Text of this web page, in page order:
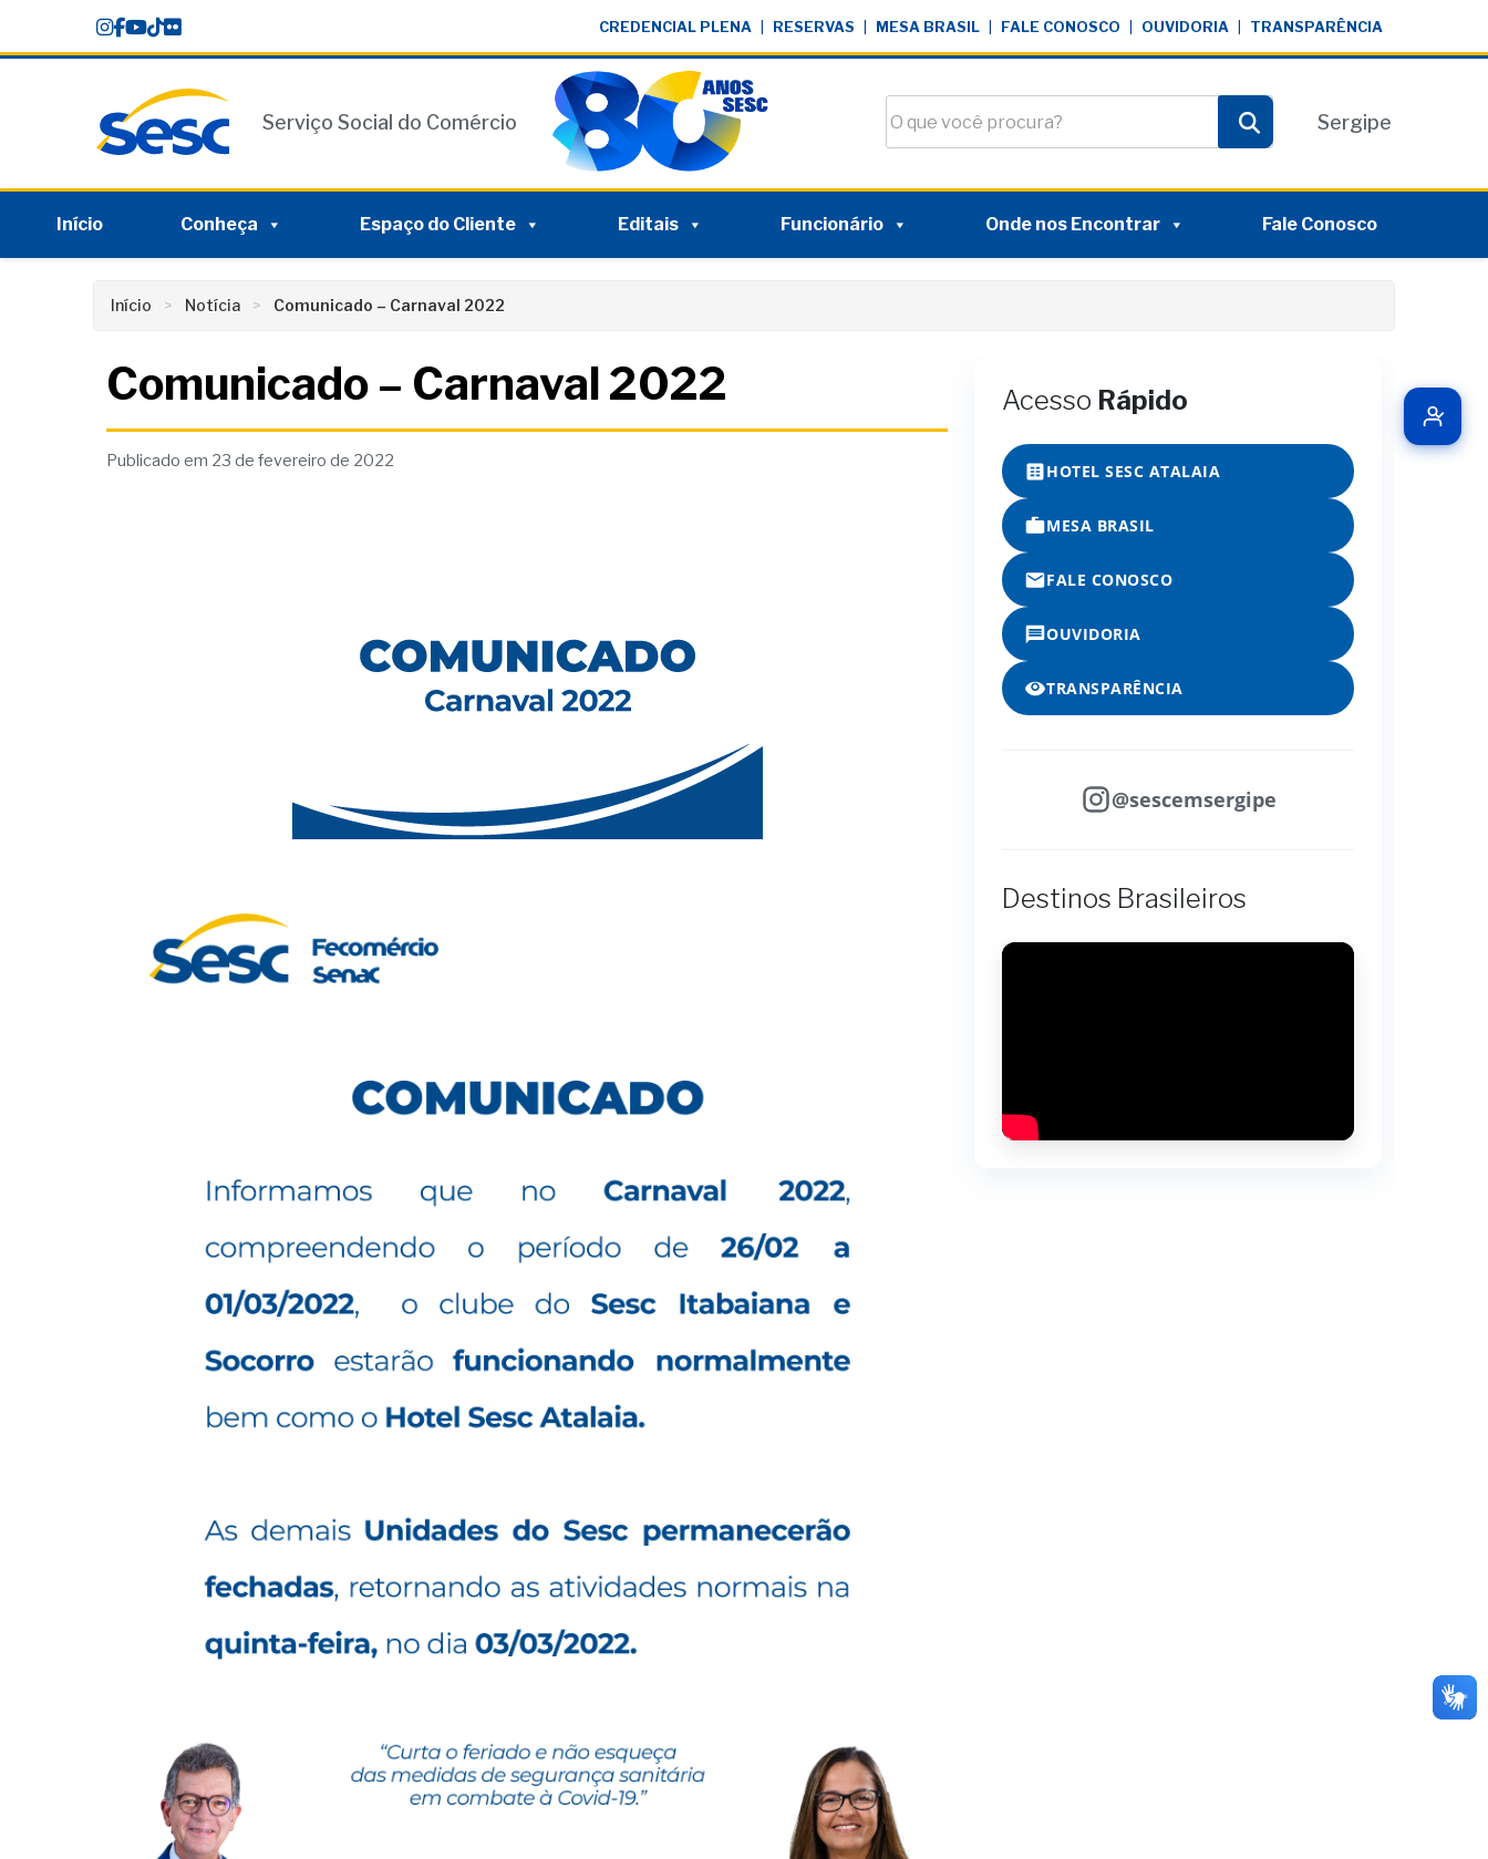
content
CREDENCIAL PLENA RESERVAS MESA BRASIL FALE CONOSCO OUVIDORIA TRANSPARÊNCIA
Serviço Social do Comércio
Pesquisar
Sergipe
Início Conheça Espaço do Cliente Editais Funcionário Onde nos Encontrar Fale Conosco
Início Notícia Comunicado – Carnaval 2022
Comunicado – Carnaval 2022
Publicado em 23 de fevereiro de 2022
Acesso Rápido
HOTEL SESC ATALAIA
MESA BRASIL
FALE CONOSCO
OUVIDORIA
TRANSPARÊNCIA
@sescemsergipe
Destinos Brasileiros